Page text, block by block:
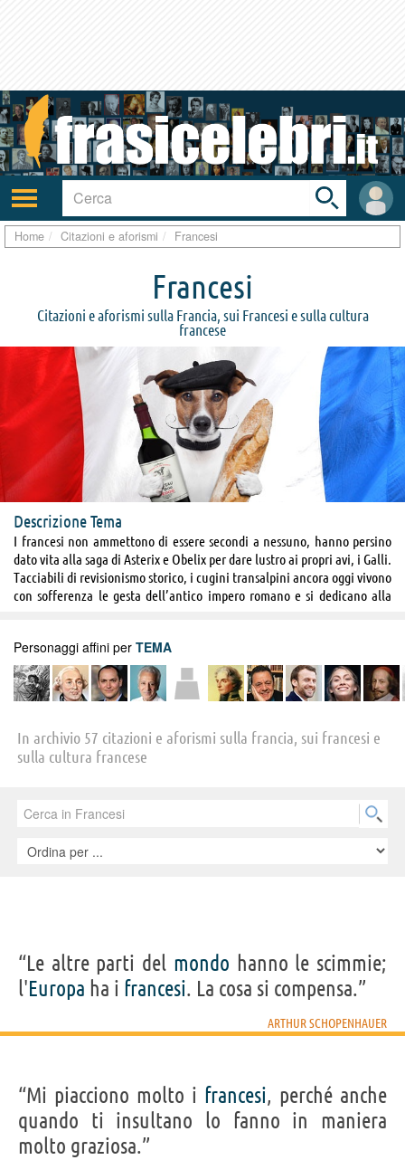
Attiva/disattiva
navigazione
User
area
Toggle
search
bar
Home Citazioni e aforismi Francesi
Francesi
Citazioni e aforismi sulla Francia, sui Francesi e sulla cultura
francese
Descrizione Tema
I francesi non ammettono di essere secondi a nessuno, hanno persino
dato vita alla saga di Asterix e Obelix per dare lustro ai propri avi, i Galli.
Tacciabili di revisionismo storico, i cugini transalpini ancora oggi vivono
con sofferenza le gesta dell’antico impero romano e si dedicano alla
è stata fatta e che è stato dato il giusto valore a Maria Antonietta, alla
presa della Bastiglia ed ai giardini di Versailles. Gli anni d’oro della
Rivoluzione francese sono gli unici che la Francia possa ostentare nel
confronto con le altre nazioni europee e le loro lotte intestine, poi con
della Gioconda e di altre opere effettivamente italiane esposte al
Louvre. Inizia quindi nel tardo Ottocento quell’alterco ancora oggi in
a sostenere che lo champagne è più buono dello spumante, il tipico
all'infuori della sua, pur capendo benissimo che il povero turista ha
Personaggi affini per TEMA
In archivio 57 citazioni e aforismi sulla francia, sui francesi e
sulla cultura francese
“Le altre parti del mondo hanno le scimmie;
l'Europa ha i francesi. La cosa si compensa.”
ARTHUR SCHOPENHAUER
“Mi piacciono molto i francesi, perché anche
quando ti insultano lo fanno in maniera
molto graziosa.”